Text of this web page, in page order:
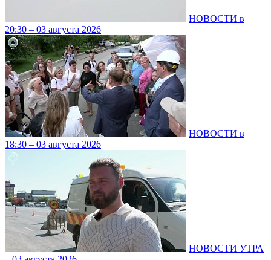
НОВОСТИ в
20:30 – 03 августа 2026
НОВОСТИ в
18:30 – 03 августа 2026
НОВОСТИ УТРА